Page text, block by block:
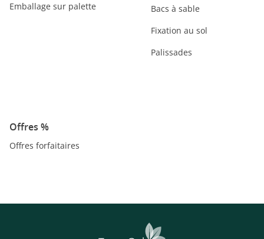
Emballage sur palette
Bacs à sable
Fixation au sol
Palissades
Offres %
Offres forfaitaires